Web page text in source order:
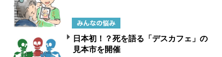
日本初！？死を語る「デスカフェ」の
見本市を開催